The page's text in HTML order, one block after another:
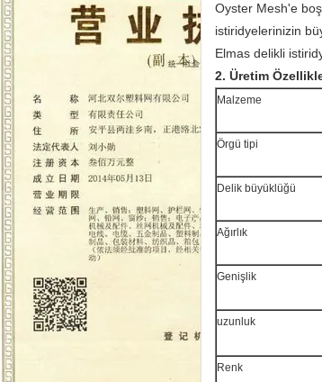
Oyster Mesh'e
istiridyelerinizin
Elmas delikli
2. Üretim
Malzeme
Örgü tipi
Delik büyüklüğü
Ağırlık
Genişlik
uzunluk
Renk